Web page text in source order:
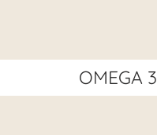
OMEGA 3